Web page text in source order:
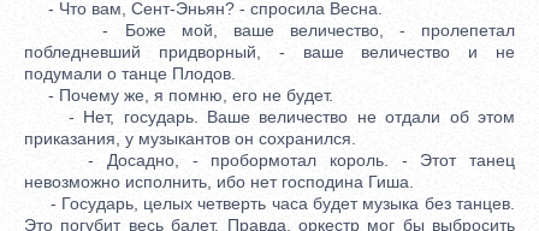
- Что вам, Сент-Эньян? - спросила Весна.
- Боже мой, ваше величество, - пролепетал
побледневший придворный, - ваше величество и не
подумали о танце Плодов.
- Почему же, я помню, его не будет.
- Нет, государь. Ваше величество не отдали об этом
приказания, у музыкантов он сохранился.
- Досадно, - пробормотал король. - Этот танец
невозможно исполнить, ибо нет господина Гиша.
- Государь, целых четверть часа будет музыка без танцев.
Это погубит весь балет. Правда, оркестр мог бы выбросить